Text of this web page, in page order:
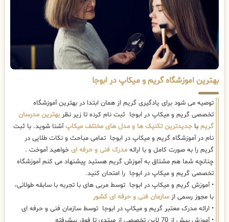
بهترین اموزشگاه گریم و میکاپ در ابوجا
توصیه می شود برای یادگیری گریم از همان ابتدا در بهترین آموزشگاه
تخصصی گریم و میکاپ در ابوجا ثبت نام کرده تا زیر نظربهترین مدرسان
گریم با جدیدترین تکنیک ها و مدل های مختلف میکاپآشنا شوید. با ثبت
نام در آموزشگاه گریم و میکاپ در ابوجا تمامی مباحث و نکات طلایی در
گریم را به صورت کامل و با ارائه مدرک فنی و حرفه ای خواهید آموخت .
چنانچه شما هم مشتاق به آموزش گریم هستید پیشنهاد می کنم آموزشگاه
تخصصی گریم و میکاپ در ابوجا را امتحان کنید.
• آموزش گریم و میکاپ در ابوجا توسط مربی های با تجربه با سابقه طولانی،
با مجوز رسمی ازسازمان فنی و حرفه ای کشور
• ارائه مدرک معتبر گریم و میکاپ در ابوجا توسط سازمان فنی و حرفه ای